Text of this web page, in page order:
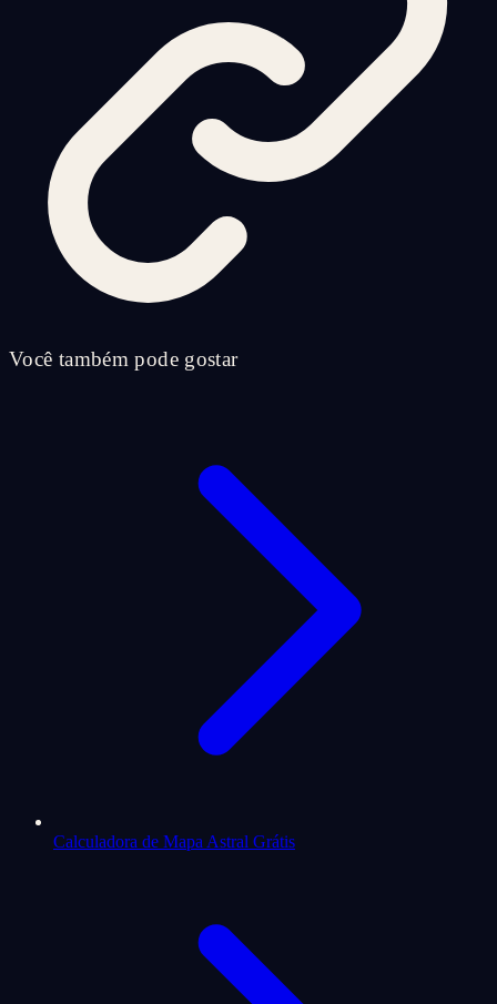
Você também pode gostar
Calculadora de Mapa Astral Grátis